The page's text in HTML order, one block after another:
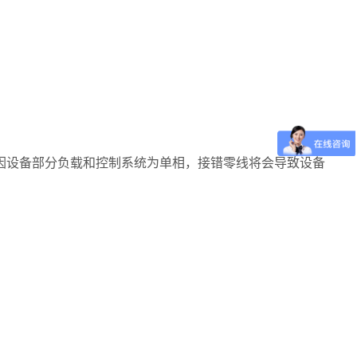
备部分负载和控制系统为单相，接错零线将会导致设备